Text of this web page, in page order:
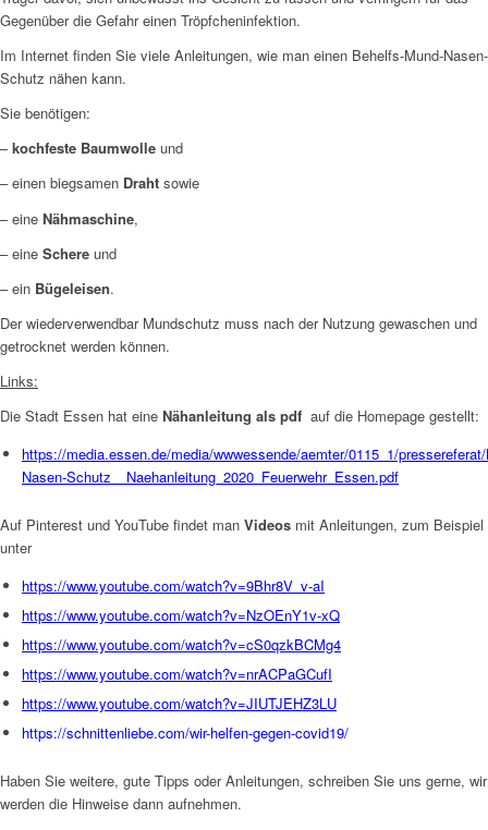
Gegenüber die Gefahr einen Tröpfcheninfektion.
Im Internet finden Sie viele Anleitungen, wie man einen Behelfs-Mund-Nasen-
Schutz nähen kann.
Sie benötigen:
–kochfeste Baumwolle und
– einen biegsamen Draht sowie
– eine Nähmaschine,
– eine Schere und
– ein Bügeleisen.
Der wiederverwendbar Mundschutz muss nach der Nutzung gewaschen und
getrocknet werden können.
Links:
Die Stadt Essen hat eine Nähanleitung als pdf auf die Homepage gestellt:
https://media.essen.de/media/wwwessende/aemter/0115_1/
Nasen-Schutz__Naehanleitung_2020_Feuerwehr_Essen.pdf
Auf Pinterest und YouTube findet man Videos mit Anleitungen, zum Beispiel
unter
https://www.youtube.com/watch?v=9Bhr8V_v-aI
https://www.youtube.com/watch?v=NzOEnY1v-xQ
https://www.youtube.com/watch?v=cS0qzkBCMg4
https://www.youtube.com/watch?v=nrACPaGCufI
https://www.youtube.com/watch?v=JIUTJEHZ3LU
https://schnittenliebe.com/wir-helfen-gegen-covid19/
Haben Sie weitere, gute Tipps oder Anleitungen, schreiben Sie uns gerne, wir
werden die Hinweise dann aufnehmen.